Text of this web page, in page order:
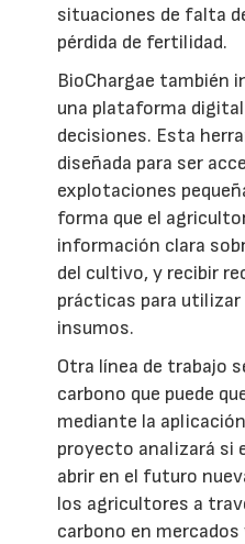
situaciones de falta
pérdida de fertilidad.
BioChargae también
una plataforma
decisiones. Esta
diseñada para ser
explotaciones
forma que el
información clara
del cultivo, y recibir
prácticas para utilizar
insumos.
Otra línea de trabajo
carbono que puede
mediante la
proyecto analizará si
abrir en el futuro
los agricultores a
carbono en